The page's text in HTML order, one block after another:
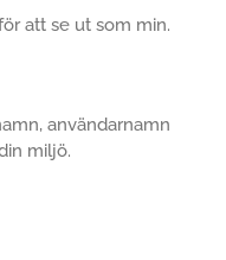
att se ut som min.
användarnamn
miljö.